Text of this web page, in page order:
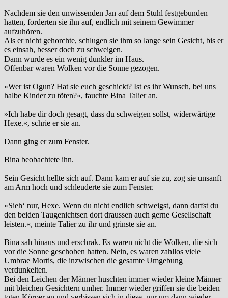
Nachdem sie den unwissenden Jan auf dem Stuhl festgebunden
hatten, forderten sie ihn auf, endlich mit seinem Gewimmer
aufzuhören.
Als er nicht gehorchte, schlugen sie ihm so lange sein Gesicht, bis er
es einsah, besser doch zu schweigen.
Dann wurde es ein wenig dunkler im Haus.
Offenbar waren Wolken vor die Sonne gezogen.
»Wer ist Ogun? Hat sie euch geschickt? Ist es ihr Wunsch, bei uns
halbe Kinder zu töten?«, fauchte Bina Talier an.
»Ich habe dir doch gesagt, dass du schweigen sollst, widerwärtige
Hexe.«, schrie er sie an.
Dann ging er zum Fenster.
Bina beobachtete ihn.
Sein Gesicht hellte sich auf. Dann kam er auf sie zu, zog sie unsanft
am Arm hoch und schleuderte sie zum Fenster.
»Sieh‘ nur, Hexe. Wenn du nicht endlich schweigst, dann darfst du
den beiden Taugenichtsen dort draussen auch gerne Gesellschaft
leisten.«, meinte Talier zu ihr und grinste sie an.
Bina sah hinaus und erschrak. Es waren nicht die Wolken, die sich
vor die Sonne geschoben hatten. Nein, es waren zahllos viele
Umbrae Mortis, die inzwischen die gesamte Umgebung
verdunkelten.
Bei den Leichen der Männer huschten immer wieder kleine Männer
mit bleichen Gesichtern umher. Immer wieder griffen sie die beiden